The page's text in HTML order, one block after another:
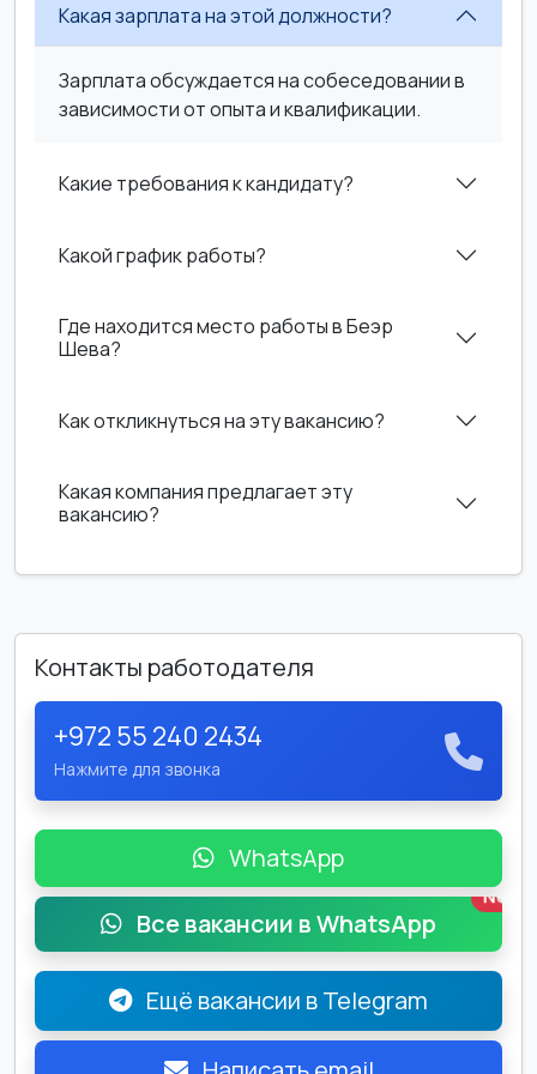
Какая зарплата на этой должности?
Зарплата обсуждается на собеседовании в
зависимости от опыта и квалификации.
Какие требования к кандидату?
Какой график работы?
Где находится место работы в Беэр
Шева?
Как откликнуться на эту вакансию?
Какая компания предлагает эту
вакансию?
Контакты работодателя
+972 55 240 2434
Нажмите для звонка
WhatsApp
Все вакансии в WhatsApp
New
Ещё вакансии в Telegram